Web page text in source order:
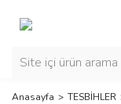
Anasayfa TESBİHLER